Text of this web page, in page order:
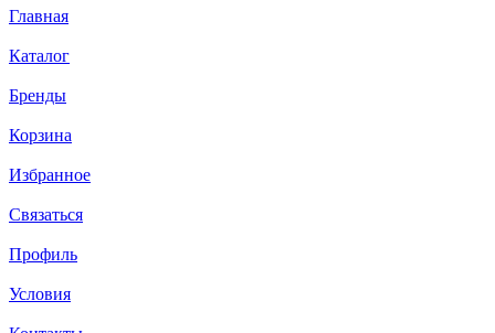
Главная
Каталог
Бренды
Корзина
Избранное
Связаться
Профиль
Условия